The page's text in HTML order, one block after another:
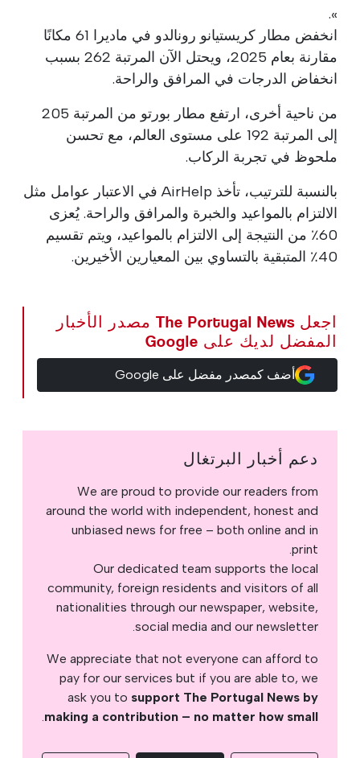
».
انخفض مطار كريستيانو رونالدو في ماديرا 61 مكانًا
مقارنة بعام 2025، ويحتل الآن المرتبة 262 بسبب
انخفاض الدرجات في المرافق والراحة.
من ناحية أخرى، ارتفع مطار بورتو من المرتبة 205
إلى المرتبة 192 على مستوى العالم، مع تحسن
ملحوظ في تجربة الركاب.
بالنسبة للترتيب، تأخذ AirHelp في الاعتبار عوامل مثل
الالتزام بالمواعيد والخبرة والمرافق والراحة. يُعزى
60٪ من النتيجة إلى الالتزام بالمواعيد، ويتم تقسيم
40٪ المتبقية بالتساوي بين المعيارين الأخيرين.
اجعل The Portugal News مصدر الأخبار
المفضل لديك على Google
أضف كمصدر مفضل على Google
دعم أخبار البرتغال
We are proud to provide our readers from
around the world with independent, honest and
unbiased news for free – both online and in
print.
Our dedicated team supports the local
community, foreign residents and visitors of all
nationalities through our newspaper, website,
social media and our newsletter.
We appreciate that not everyone can afford to
pay for our services but if you are able to, we
ask you to support The Portugal News by
making a contribution – no matter how small
.